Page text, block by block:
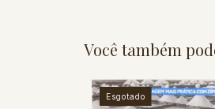
Você também
Esgotado